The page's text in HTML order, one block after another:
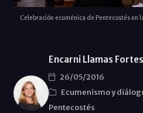
Celebración ecuménica de Pentecostés en
Encarni Llamas Fortes
26/05/2016
Ecumenismo y
Pentecostés